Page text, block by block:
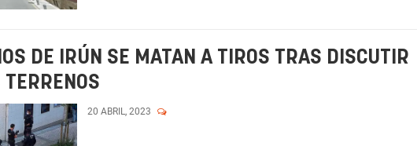
DE IRÚN SE MATAN A TIROS TRAS DISCUTIR
TERRENOS
20 ABRIL, 2023